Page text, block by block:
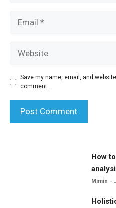
Save my name, email, and
comment.
How
Mimin